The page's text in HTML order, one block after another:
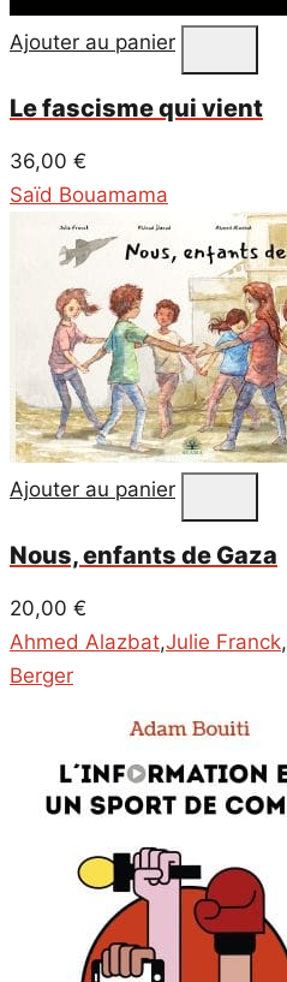
Ajouter au panier
Le fascisme qui vient
36,00 €
Saïd Bouamama
Ajouter au panier
Nous, enfants de Gaza
20,00 €
Ahmed Alazbat,Julie Franck,
Berger